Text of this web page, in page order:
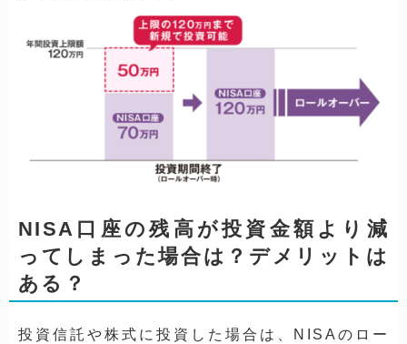
NISA口座の残高が投資金額より減
ってしまった場合は？デメリットは
ある？
投資信託や株式に投資した場合は、NISAのロー